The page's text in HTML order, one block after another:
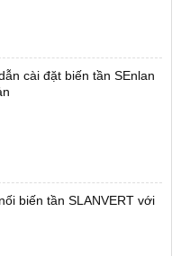
cài đặt biến tần SEnlan
biến tần SLANVERT với